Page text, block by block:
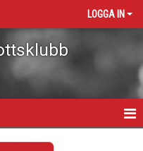
LOGGA IN